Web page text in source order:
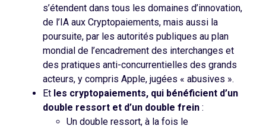
s’étendent dans tous les domaines d’innovation,
de l’IA aux Cryptopaiements, mais aussi la
poursuite, par les autorités publiques au plan
mondial de l’encadrement des interchanges et
des pratiques anti-concurrentielles des grands
acteurs, y compris Apple, jugées « abusives ».
Et les cryptopaiements, qui bénéficient d’un
double ressort et d’un double frein :
Un double ressort, à la fois le